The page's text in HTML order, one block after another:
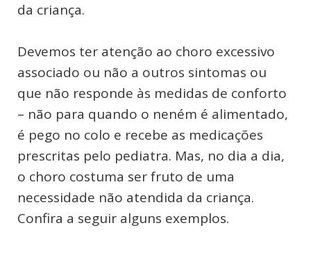
da criança.
Devemos ter atenção ao choro excessivo
associado ou não a outros sintomas ou
que não responde às medidas de conforto
– não para quando o neném é alimentado,
é pego no colo e recebe as medicações
prescritas pelo pediatra. Mas, no dia a dia,
o choro costuma ser fruto de uma
necessidade não atendida da criança.
Confira a seguir alguns exemplos.